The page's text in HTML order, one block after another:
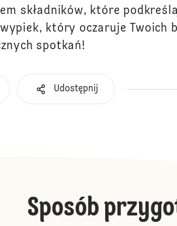
składników, które
który oczaruje Twoich
spotkań!
Udostępnij
Sposób